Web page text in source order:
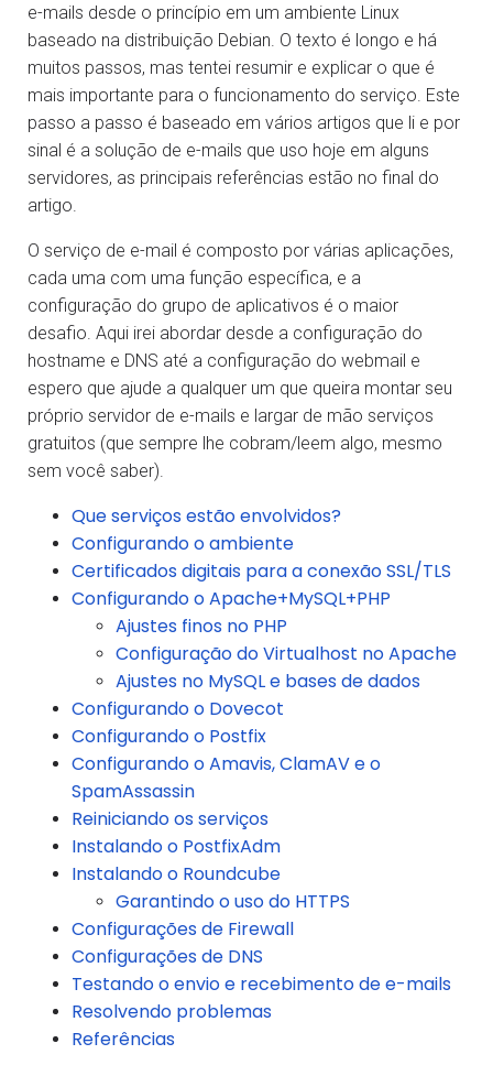
e-mails desde o princípio em um ambiente Linux
baseado na distribuição Debian. O texto é longo e há
muitos passos, mas tentei resumir e explicar o que é
mais importante para o funcionamento do serviço. Este
passo a passo é baseado em vários artigos que li e por
sinal é a solução de e-mails que uso hoje em alguns
servidores, as principais referências estão no final do
artigo.
O serviço de e-mail é composto por várias aplicações,
cada uma com uma função específica, e a
configuração do grupo de aplicativos é o maior
desafio. Aqui irei abordar desde a configuração do
hostname e DNS até a configuração do webmail e
espero que ajude a qualquer um que queira montar seu
próprio servidor de e-mails e largar de mão serviços
gratuitos (que sempre lhe cobram/leem algo, mesmo
sem você saber).
Que serviços estão envolvidos?
Configurando o ambiente
Certificados digitais para a conexão SSL/TLS
Configurando o Apache+MySQL+PHP
Ajustes finos no PHP
Configuração do Virtualhost no Apache
Ajustes no MySQL e bases de dados
Configurando o Dovecot
Configurando o Postfix
Configurando o Amavis, ClamAV e o
SpamAssassin
Reiniciando os serviços
Instalando o PostfixAdm
Instalando o Roundcube
Garantindo o uso do HTTPS
Configurações de Firewall
Configurações de DNS
Testando o envio e recebimento de e-mails
Resolvendo problemas
Referências